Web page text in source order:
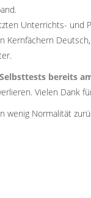
Unterrichts- und
bereits
Vielen Dank
wenig Normalität